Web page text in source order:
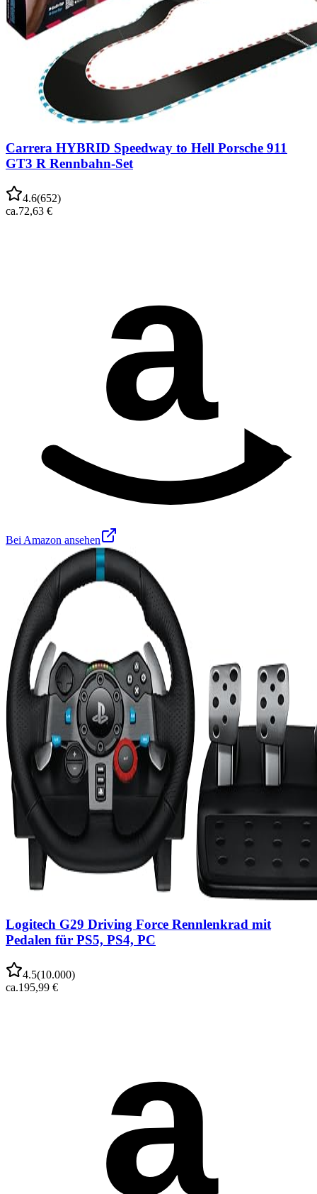
Carrera HYBRID Speedway to Hell Porsche 911
GT3 R Rennbahn-Set
4.6(652)
ca.72,63 €
a
Bei Amazon ansehen
Logitech G29 Driving Force Rennlenkrad mit
Pedalen für PS5, PS4, PC
4.5(10.000)
ca.195,99 €
a